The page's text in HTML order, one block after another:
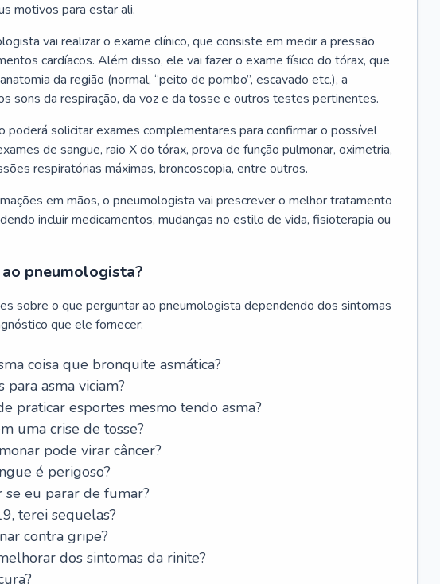
motivos para estar ali.
vai realizar o exame clínico, que consiste em medir a pressão
cardíacos. Além disso, ele vai fazer o exame físico do tórax, que
da região (normal, “peito de pombo”, escavado etc.), a
sons da respiração, da voz e da tosse e outros testes pertinentes.
poderá solicitar exames complementares para confirmar o possível
de sangue, raio X do tórax, prova de função pulmonar, oximetria,
respiratórias máximas, broncoscopia, entre outros.
em mãos, o pneumologista vai prescrever o melhor tratamento
incluir medicamentos, mudanças no estilo de vida, fisioterapia ou
pneumologista?
sobre o que perguntar ao pneumologista dependendo dos sintomas
que ele fornecer:
coisa que bronquite asmática?
para asma viciam?
praticar esportes mesmo tendo asma?
uma crise de tosse?
pode virar câncer?
é perigoso?
eu parar de fumar?
terei sequelas?
contra gripe?
dos sintomas da rinite?